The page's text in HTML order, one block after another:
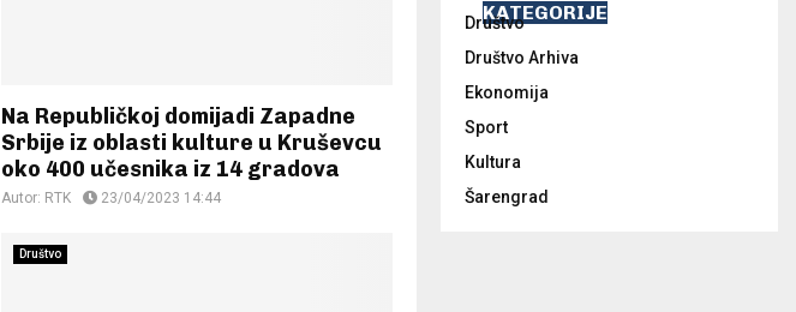
Na Republičkoj domijadi Zapadne
Srbije iz oblasti kulture u Kruševcu
oko 400 učesnika iz 14 gradova
Autor: RTK 23/04/2023 14:44
Društvo
KATEGORIJE
Društvo
Društvo Arhiva
Ekonomija
Sport
Kultura
Šarengrad